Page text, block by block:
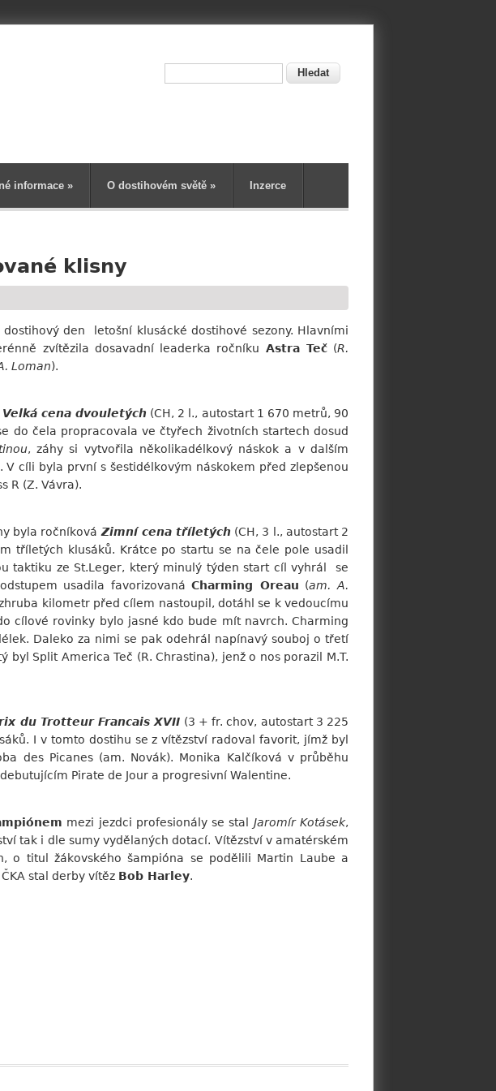
informace » O dostihovém světě » Inzerce
klisny
den letošní klusácké dostihové sezony. Hlavními
zvítězila dosavadní leaderka ročníku Astra Teč(R.
Loman).
Velká cena dvouletých (CH, 2 l., autostart 1 670 metrů, 90
do čela propracovala ve čtyřech životních startech dosud
, záhy si vytvořila několikadélkový náskok a v dalším
cíli byla první s šestidélkovým náskokem před zlepšenou
R (Z. Vávra).
byla ročníková Zimní cena tříletých (CH, 3 l., autostart 2
tříletých klusáků. Krátce po startu se na čele pole usadil
taktiku ze St.Leger, který minulý týden start cíl vyhrál se
usadila favorizovanáCharming Oreau (am. A.
kilometr před cílem nastoupil, dotáhl se k vedoucímu
cílové rovinky bylo jasné kdo bude mít navrch. Charming
Daleko za nimi se pak odehrál napínavý souboj o třetí
Split America Teč (R. Chrastina), jenž o nos porazil M.T.
du Trotteur Francais XVII (3 + fr. chov, autostart 3 225
I v tomto dostihu se z vítězství radoval favorit, jímž byl
des Picanes (am. Novák). Monika Kalčíková v průběhu
Pirate de Jour a progresivní Walentine.
mezi jezdci profesionály se stal Jaromír Kotásek,
tak i dle sumy vydělaných dotací. Vítězství v amatérském
titul žákovského šampióna se podělili Martin Laube a
stal derby vítěz Bob Harley.